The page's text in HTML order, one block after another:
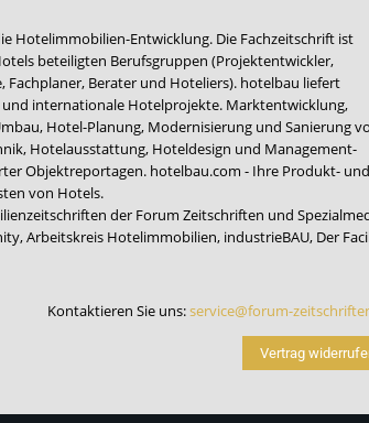
Hotelimmobilien-Entwicklung. Die Fachzeitschrift ist
beteiligten Berufsgruppen (Projektentwickler,
Berater und Hoteliers). hotelbau liefert
internationale Hotelprojekte. Marktentwicklung,
Hotel-Planung, Modernisierung und Sanierung
Hotelausstattung, Hoteldesign und Management-
Objektreportagen. hotelbau.com - Ihre Produkt- und
von Hotels.
der Forum Zeitschriften und
,Arbeitskreis Hotelimmobilien, industrieBAU, Der
Kontaktieren Sie uns:service@forum-
Vertrag